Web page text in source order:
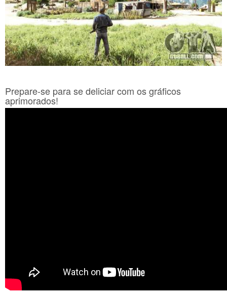
Prepare-se para se deliciar com os gráficos
aprimorados!